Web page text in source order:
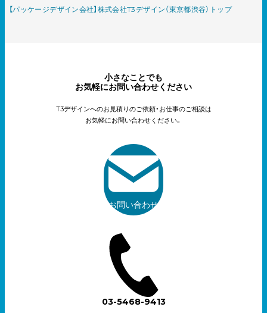
【パッケージデザイン会社】株式会社T3デザイン（東京都渋谷）トップ
小さなことでも
お気軽にお問い合わせください
T3デザインへのお見積りのご依頼・お仕事のご相談は
お気軽にお問い合わせください。
お問い合わせ
03-5468-9413